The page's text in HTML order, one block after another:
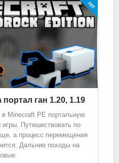
ган 1.20, 1.19
Minecraft PE портальную
Путешествовать по
а процесс перемещения
Дальние походы на